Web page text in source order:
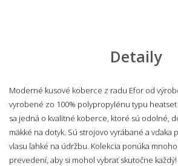
Detaily
Moderné kusové koberce z radu Efor od
vyrobené zo 100% polypropylénu typu
sa jedná o kvalitné koberce, ktoré sú odolné,
mäkké na dotyk. Sú strojovo vyrábané a vďaka
vlasu ľahké na údržbu. Kolekcia ponúka
prevedení, aby si mohol vybrať skutočne každý!